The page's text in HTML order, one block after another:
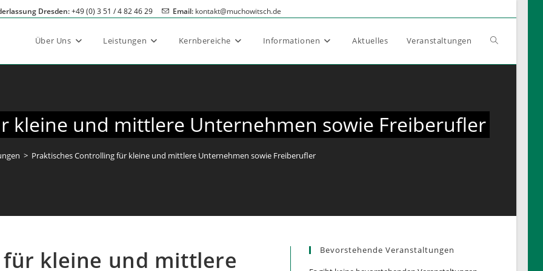
Dresden:+49 (0) 3 51 / 4 82 46 29 Email: kontakt@muchowitsch.de
Über Uns Leistungen Kernbereiche Informationen Aktuelles Veranstaltungen Website-
kleine und mittlere Unternehmen sowie Freiberufler
> Praktisches Controlling für kleine und mittlere Unternehmen sowie Freiberufler
kleine und mittlere
Bevorstehende Veranstaltungen